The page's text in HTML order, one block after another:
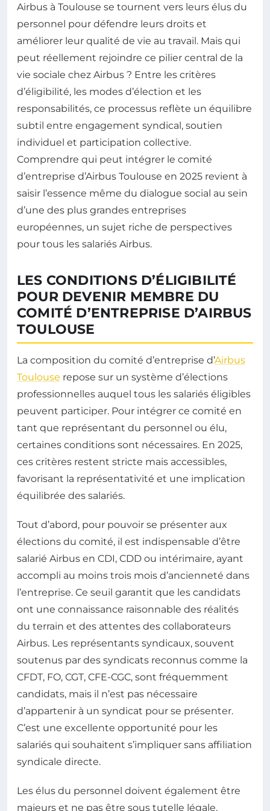
Airbus à Toulouse se tournent vers leurs élus du
personnel pour défendre leurs droits et
améliorer leur qualité de vie au travail. Mais qui
peut réellement rejoindre ce pilier central de la
vie sociale chez Airbus ? Entre les critères
d’éligibilité, les modes d’élection et les
responsabilités, ce processus reflète un équilibre
subtil entre engagement syndical, soutien
individuel et participation collective.
Comprendre qui peut intégrer le comité
d’entreprise d’Airbus Toulouse en 2025 revient à
saisir l’essence même du dialogue social au sein
d’une des plus grandes entreprises
européennes, un sujet riche de perspectives
pour tous les salariés Airbus.
LES CONDITIONS D’ÉLIGIBILITÉ
POUR DEVENIR MEMBRE DU
COMITÉ D’ENTREPRISE D’AIRBUS
TOULOUSE
La composition du comité d’entreprise d’Airbus
Toulouse repose sur un système d’élections
professionnelles auquel tous les salariés éligibles
peuvent participer. Pour intégrer ce comité en
tant que représentant du personnel ou élu,
certaines conditions sont nécessaires. En 2025,
ces critères restent stricte mais accessibles,
favorisant la représentativité et une implication
équilibrée des salariés.
Tout d’abord, pour pouvoir se présenter aux
élections du comité, il est indispensable d’être
salarié Airbus en CDI, CDD ou intérimaire, ayant
accompli au moins trois mois d’ancienneté dans
l’entreprise. Ce seuil garantit que les candidats
ont une connaissance raisonnable des réalités
du terrain et des attentes des collaborateurs
Airbus. Les représentants syndicaux, souvent
soutenus par des syndicats reconnus comme la
CFDT, FO, CGT, CFE-CGC, sont fréquemment
candidats, mais il n’est pas nécessaire
d’appartenir à un syndicat pour se présenter.
C’est une excellente opportunité pour les
salariés qui souhaitent s’impliquer sans affiliation
syndicale directe.
Les élus du personnel doivent également être
majeurs et ne pas être sous tutelle légale,